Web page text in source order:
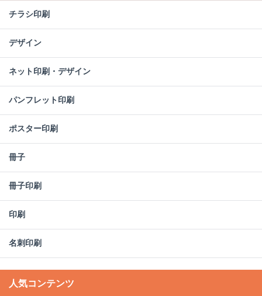
チラシ印刷
デザイン
ネット印刷・デザイン
パンフレット印刷
ポスター印刷
冊子
冊子印刷
印刷
名刺印刷
人気コンテンツ